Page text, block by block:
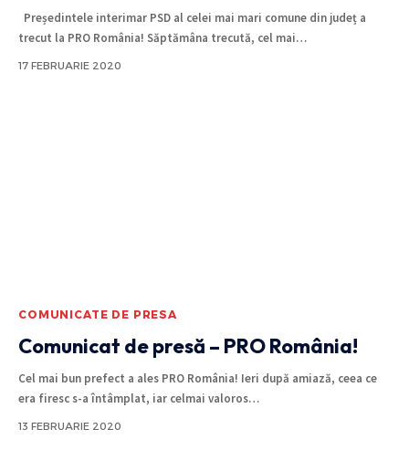
Președintele interimar PSD al celei mai mari comune din județ a
trecut la PRO România! Săptămâna trecută, cel mai…
17 FEBRUARIE 2020
COMUNICATE DE PRESA
Comunicat de presă – PRO România!
Cel mai bun prefect a ales PRO România! Ieri după amiază, ceea ce
era firesc s-a întâmplat, iar celmai valoros…
13 FEBRUARIE 2020